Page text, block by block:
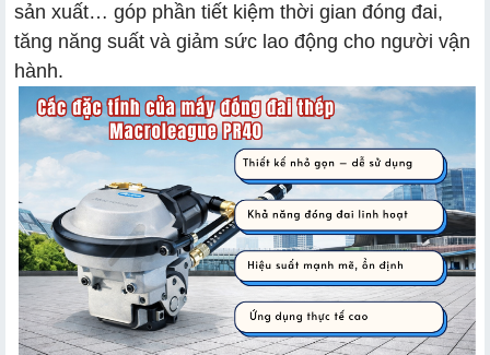
sản xuất… góp phần tiết kiệm thời gian đóng đai,
tăng năng suất và giảm sức lao động cho người vận
hành.